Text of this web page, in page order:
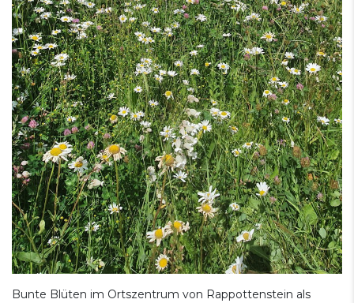
Bunte Blüten im Ortszentrum von Rappottenstein als